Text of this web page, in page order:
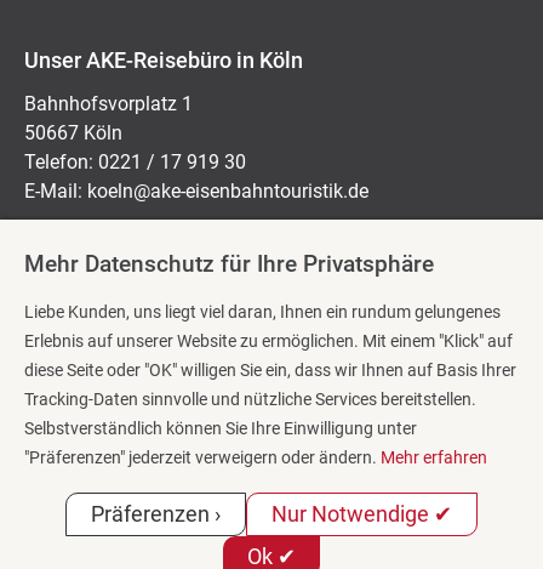
Unser AKE-Reisebüro in Köln
Bahnhofsvorplatz 1
50667 Köln
Telefon: 0221 / 17 919 30
E-Mail: koeln@ake-eisenbahntouristik.de
Öffnungszeiten:
Montag bis Freitag: 10:00 Uhr – 18:00 Uhr
Samstag: 10:00 Uhr – 14:00 Uhr
Reisekategorien
Impressum
Datenschutzerklärung
Barrierefreiheitserklärung
Cookie-Einstellungen
Mehr Datenschutz für Ihre Privatsphäre
Liebe Kunden, uns liegt viel daran, Ihnen ein rundum gelungenes
Erlebnis auf unserer Website zu ermöglichen. Mit einem "Klick" auf
diese Seite oder "OK" willigen Sie ein, dass wir Ihnen auf Basis Ihrer
Tracking-Daten sinnvolle und nützliche Services bereitstellen.
Selbstverständlich können Sie Ihre Einwilligung unter
"Präferenzen" jederzeit verweigern oder ändern. Mehr erfahren
Präferenzen ›
Nur Notwendige ✔
Ok ✔